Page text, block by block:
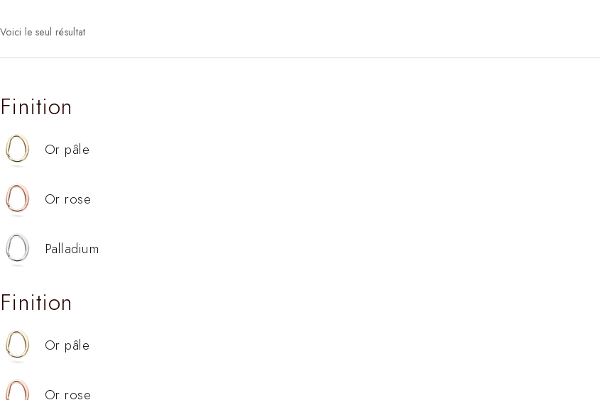
Voici le seul résultat
Finition
Or pâle
Or rose
Palladium
Finition
Or pâle
Or rose